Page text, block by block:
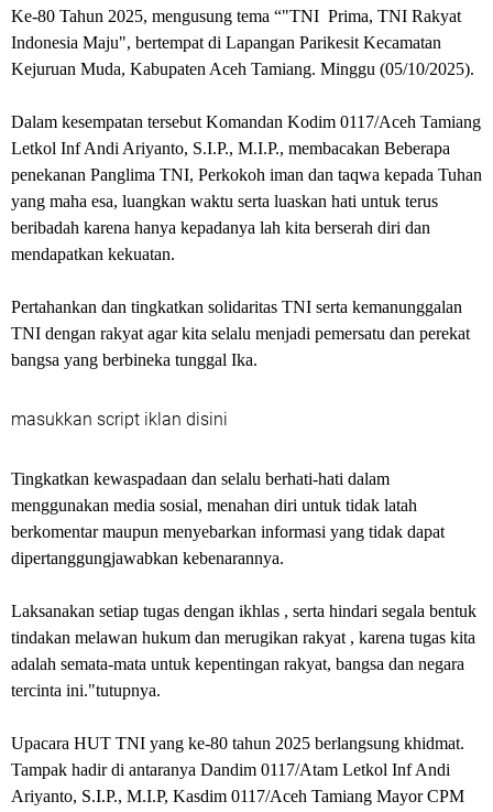
Ke-80 Tahun 2025, mengusung tema “"TNI Prima, TNI Rakyat
Indonesia Maju", bertempat di Lapangan Parikesit Kecamatan
Kejuruan Muda, Kabupaten Aceh Tamiang. Minggu (05/10/2025).
Dalam kesempatan tersebut Komandan Kodim 0117/Aceh Tamiang
Letkol Inf Andi Ariyanto, S.I.P., M.I.P., membacakan Beberapa
penekanan Panglima TNI, Perkokoh iman dan taqwa kepada Tuhan
yang maha esa, luangkan waktu serta luaskan hati untuk terus
beribadah karena hanya kepadanya lah kita berserah diri dan
mendapatkan kekuatan.
Pertahankan dan tingkatkan solidaritas TNI serta kemanunggalan
TNI dengan rakyat agar kita selalu menjadi pemersatu dan perekat
bangsa yang berbineka tunggal Ika.
masukkan script iklan disini
Tingkatkan kewaspadaan dan selalu berhati-hati dalam
menggunakan media sosial, menahan diri untuk tidak latah
berkomentar maupun menyebarkan informasi yang tidak dapat
dipertanggungjawabkan kebenarannya.
Laksanakan setiap tugas dengan ikhlas , serta hindari segala bentuk
tindakan melawan hukum dan merugikan rakyat , karena tugas kita
adalah semata-mata untuk kepentingan rakyat, bangsa dan negara
tercinta ini."tutupnya.
Upacara HUT TNI yang ke-80 tahun 2025 berlangsung khidmat.
Tampak hadir di antaranya Dandim 0117/Atam Letkol Inf Andi
Ariyanto, S.I.P., M.I.P, Kasdim 0117/Aceh Tamiang Mayor CPM